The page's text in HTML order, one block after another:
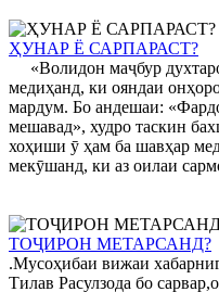
ҲУНАР Ё САРПАРАСТ?
«Волидон маҷбур
медиҳанд, ки ояндаи
мардум. Бо андешаи:
мешавад», худро таскин
хоҳиши ӯ ҳам ба шавҳар
мекӯшанд, ки аз оилаи
ТОҶИРОН МЕТАРСАНД?
.Мусоҳибаи вижаи
Тилав Расулзода бо